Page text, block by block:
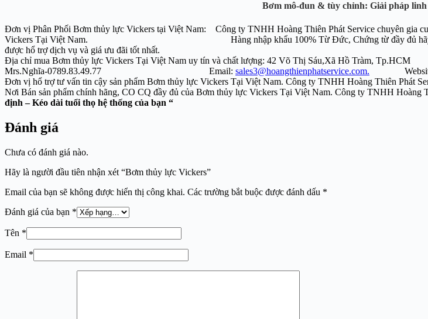
Bơm mô-đun & tùy chỉnh: Giải pháp linh
Đơn vị Phân Phối Bơm thủy lực Vickers tại Việt Nam: Công ty TNHH Hoàng Thiên Phát Service chuyên gia
Vickers Tại Việt Nam. Hàng nhập khẩu 100% Từ Đức, Chứng từ đầy
được hổ trợ dịch vụ và giá ưu đãi tốt nhất.
Địa chỉ mua Bơm thủy lực Vickers Tại Việt Nam uy tín và chất lượng: 42 Võ Thị Sáu,Xã Hồ Tràm, Tp.HCM
Mrs.Nghĩa-0789.83.49.77 Email: sales3@hoangthienphatservice.com. Website:
Đơn vị hổ trợ tư vấn tin cậy sản phẩm Bơm thủy lực Vickers Tại Việt Nam. Công ty TNHH Hoàng Thiên Phát
Nơi Bán sản phẩm chính hãng, CO CQ đầy đủ của Bơm thủy lực Vickers Tại Việt Nam.
định – Kéo dài tuổi thọ hệ thống của bạn “
Đánh giá
Chưa có đánh giá nào.
Hãy là người đầu tiên nhận xét “Bơm thủy lực Vickers”
Email của bạn sẽ không được hiển thị công khai. Các trường bắt buộc được đánh dấu *
Đánh giá của bạn *
Tên *
Email *